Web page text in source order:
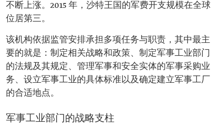
不断上涨。2015 年，沙特王国的军费开支规模在全球
位居第三。
该机构依据监管安排承担多项任务与职责，其中最主
要的就是：制定相关战略和政策、制定军事工业部门
的法规及其规定、管理军事和安全实体的军事采购业
务、设立军事工业的具体标准以及确定建立军事工厂
的合适地点。
军事工业部门的战略支柱